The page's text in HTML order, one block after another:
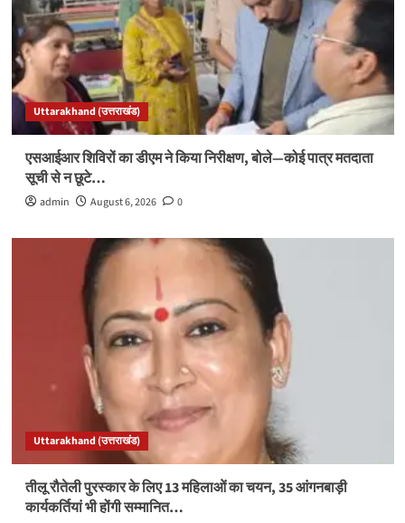
Uttarakhand (उत्तराखंड)
एसआईआर शिविरों का डीएम ने किया निरीक्षण, बोले—कोई पात्र मतदाता
सूची से न छूटे…
admin August 6, 2026 0
Uttarakhand (उत्तराखंड)
तीलू रौतेली पुरस्कार के लिए 13 महिलाओं का चयन, 35 आंगनबाड़ी
कार्यकर्तियां भी होंगी सम्मानित…